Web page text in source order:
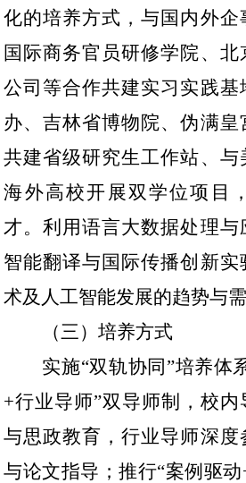
化的培养方式，与国内外企
国际商务官员研修学院、
公司等合作共建实习实践基
办、吉林省博物院、伪满皇
共建省级研究生工作站、与
海外高校开展双学位项目
才。利用语言大数据处理
智能翻译与国际传播创新实
术及人工智能发展的趋势与需
（三）培养方式
实施“双轨协同”培养体
+行业导师”双导师制，校内
与思政教育，行业导师深度
与论文指导；推行“案例驱